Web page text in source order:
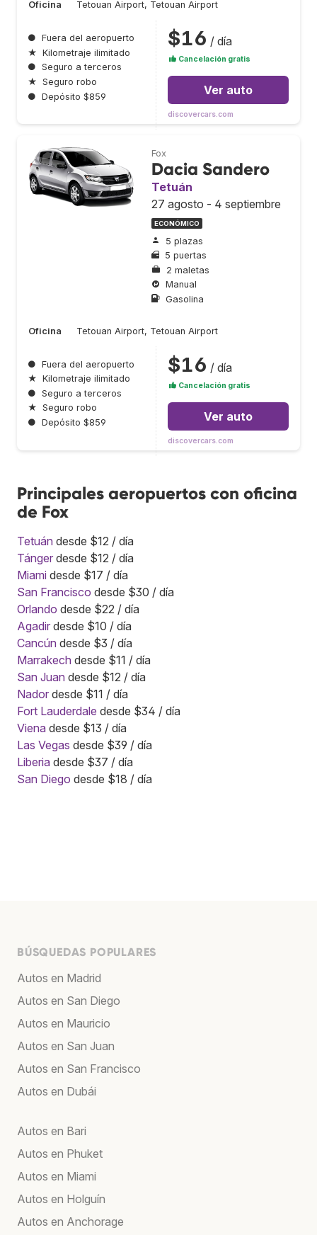
Oficina Tetouan Airport, Tetouan Airport
● Fuera del aeropuerto
★ Kilometraje ilimitado
● Seguro a terceros
★ Seguro robo
● Depósito $859
$16 / día
Cancelación gratis
Ver auto
discovercars.com
Fox
Dacia Sandero
Tetuán
27 agosto - 4 septiembre
ECONÓMICO
5 plazas
5 puertas
2 maletas
Manual
Gasolina
Oficina Tetouan Airport, Tetouan Airport
● Fuera del aeropuerto
★ Kilometraje ilimitado
● Seguro a terceros
★ Seguro robo
● Depósito $859
$16 / día
Cancelación gratis
Ver auto
discovercars.com
Principales aeropuertos con oficina
de Fox
Tetuán desde $12 / día
Tánger desde $12 / día
Miami desde $17 / día
San Francisco desde $30 / día
Orlando desde $22 / día
Agadir desde $10 / día
Cancún desde $3 / día
Marrakech desde $11 / día
San Juan desde $12 / día
Nador desde $11 / día
Fort Lauderdale desde $34 / día
Viena desde $13 / día
Las Vegas desde $39 / día
Liberia desde $37 / día
San Diego desde $18 / día
BÚSQUEDAS POPULARES
Autos en Madrid
Autos en San Diego
Autos en Mauricio
Autos en San Juan
Autos en San Francisco
Autos en Dubái
Autos en Bari
Autos en Phuket
Autos en Miami
Autos en Holguín
Autos en Anchorage